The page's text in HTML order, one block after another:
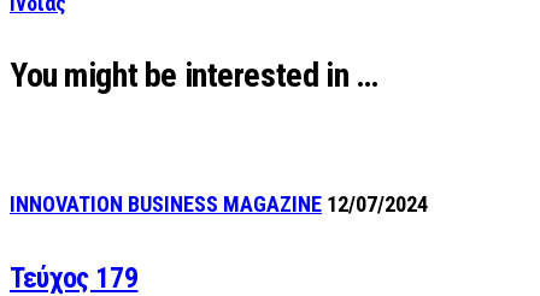
You might be interested in …
INNOVATION BUSINESS MAGAZINE 12/07/2024
Τεύχος 179